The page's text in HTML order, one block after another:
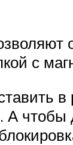
с
в
А чтобы